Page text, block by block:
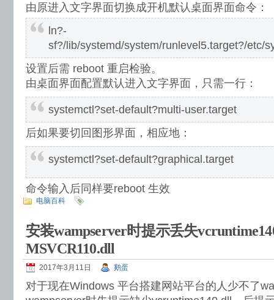
由原进入文字界面切换成开机默认桌面界面命令：
ln?-
sf?/lib/systemd/system/runlevel5.target?/etc/
设置后需 reboot 重启检验。
由桌面界面配置默认进入文字界面，只需一行：
systemctl?set-default?multi-user.target
后如果要切回图形界面，相应地：
systemctl?set-default?graphical.target
命令输入后同样要reboot 生效
电脑百科
安装wampserver时提示丢失
MSVCR110.dll
2017年3月11日 鹅蛋
对于现在Windows 平台搭建网站平台的人少不了